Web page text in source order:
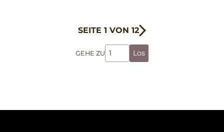
SEITE 1 VON 12
GEHE ZU Los